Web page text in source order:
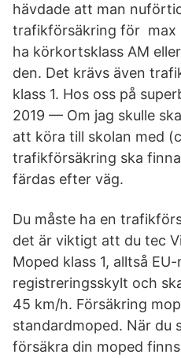
hävdade att man
trafikförsäkring för max
ha körkortsklass AM
den. Det krävs även
klass 1. Hos oss på
2019 — Om jag skulle
att köra till skolan med
trafikförsäkring ska
färdas efter väg.
Du måste ha en
det är viktigt att du tec
Moped klass 1, alltså
registreringsskylt och
45 km/h. Försäkring
standardmoped. När du
försäkra din moped